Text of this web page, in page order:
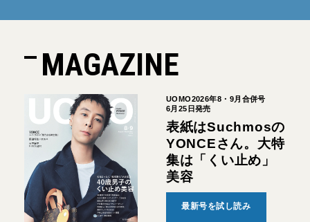
MAGAZINE
UOMO2026年8・9月合併号
6月25日発売
表紙はSuchmosの
YONCEさん。大特
集は「くい止め」
美容
最新号を試し読み